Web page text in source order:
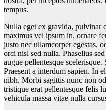
tempus.
Nulla eget ex gravida, pulvinar
maximus vel ipsum in, ornare
justo nec ullamcorper egestas,
orci nisl sed nulla. Phasellus
augue pellentesque
Praesent a interdum sapien. In
nibh. Morbi sagittis nunc non
tristique erat pellentesque felis
vehicula massa vitae nulla